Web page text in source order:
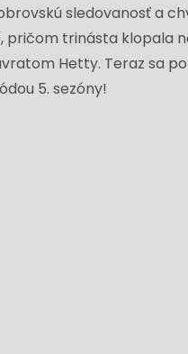
sledovanosť a
pričom trinásta klopala
Hetty. Teraz sa
5. sezóny!